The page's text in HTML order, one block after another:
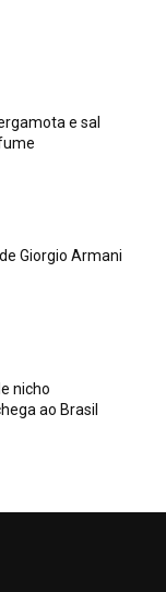
e sal
Giorgio Armani
nicho
ao Brasil